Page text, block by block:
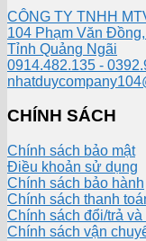
CÔNG TY TNHH
104 Phạm Văn
Tỉnh Quảng Ngãi
0914.482.135 -
CHÍNH SÁCH
Chính sách bảo mật
Điều khoản sử dụng
Chính sách bảo hành
Chính sách thanh
Chính sách đổi/trả và
Chính sách vận